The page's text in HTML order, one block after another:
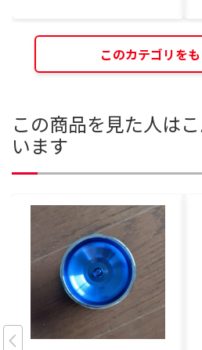
このカテゴリを
この商品を見た人は
います